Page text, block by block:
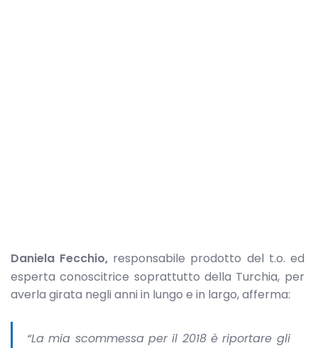
Daniela Fecchio, responsabile prodotto del t.o. ed
esperta conoscitrice soprattutto della Turchia, per
averla girata negli anni in lungo e in largo, afferma:
“La mia scommessa per il 2018 è riportare gli